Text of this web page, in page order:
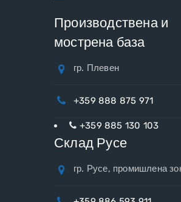
Производствена и
мострена база
гр. Плевен
+359 888 875 971
+359 885 130 103
Склад Русе
гр. Русе, промишлена